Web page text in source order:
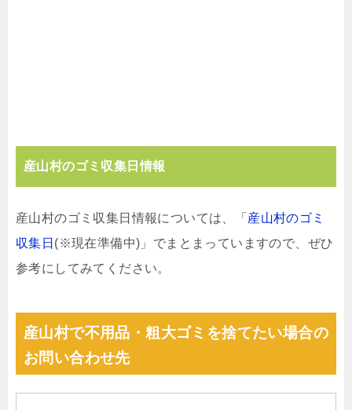
産山村のゴミ収集日情報
産山村のゴミ収集日情報については、「 産山村のゴミ
収集日 (※現在準備中)」でまとまっていますので、ぜひ
参考にしてみてください。
産山村で不用品・粗大ゴミを捨てたい場合の
お問い合わせ先